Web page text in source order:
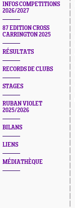
INFOS COMPETITIONS
2026/2027
87 EDITION CROSS
CARRINGTON 2025
RÉSULTATS
RECORDS DE CLUBS
STAGES
RUBAN VIOLET
2025/2026
BILANS
LIENS
MÉDIATHÈQUE